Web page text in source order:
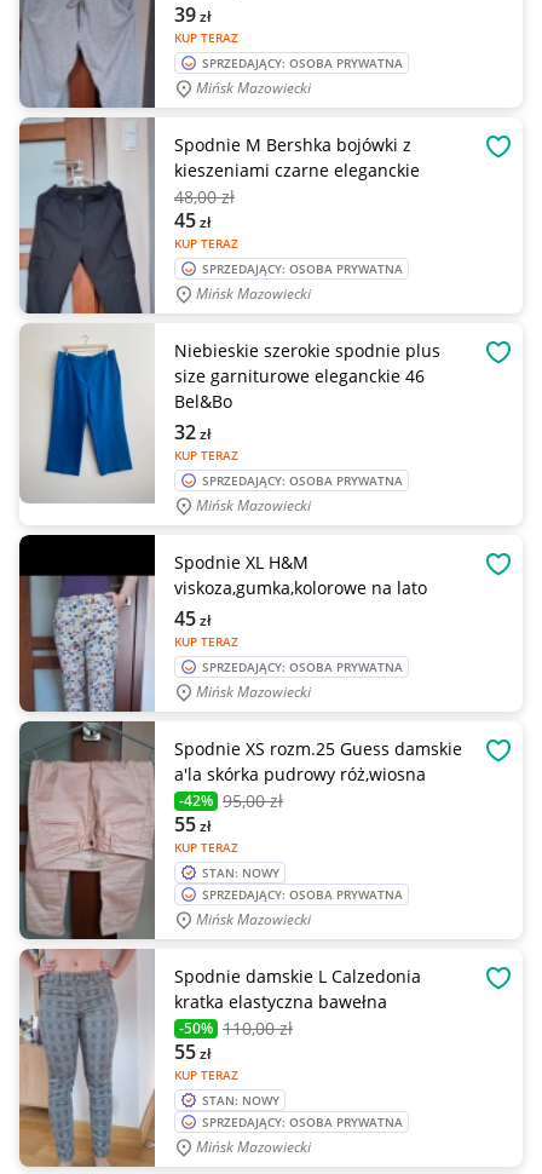
KUP TERAZ
39zł
SPRZEDAJĄCY: OSOBA PRYWATNA
Mińsk Mazowiecki
Spodnie M Bershka bojówki z
kieszeniami czarne eleganckie
48,00 zł
KUP TERAZ
45zł
SPRZEDAJĄCY: OSOBA PRYWATNA
Mińsk Mazowiecki
Niebieskie szerokie spodnie plus
size garniturowe eleganckie 46
Bel&Bo
KUP TERAZ
32zł
SPRZEDAJĄCY: OSOBA PRYWATNA
Mińsk Mazowiecki
Spodnie XL H&M
viskoza,gumka,kolorowe na lato
KUP TERAZ
45zł
SPRZEDAJĄCY: OSOBA PRYWATNA
Mińsk Mazowiecki
Spodnie XS rozm.25 Guess damskie
a'la skórka pudrowy róż,wiosna
-42% 95,00 zł
KUP TERAZ
55zł
STAN: NOWY
SPRZEDAJĄCY: OSOBA PRYWATNA
Mińsk Mazowiecki
Spodnie damskie L Calzedonia
kratka elastyczna bawełna
-50% 110,00 zł
KUP TERAZ
55zł
STAN: NOWY
SPRZEDAJĄCY: OSOBA PRYWATNA
Mińsk Mazowiecki